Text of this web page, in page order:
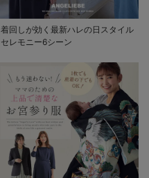
着回しが効く最新ハレの日スタイル
セレモニー6シーン